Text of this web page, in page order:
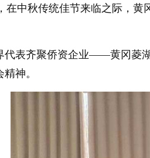
在中秋传统佳节来临之际，
代表齐聚侨资企业——黄冈菱
神。